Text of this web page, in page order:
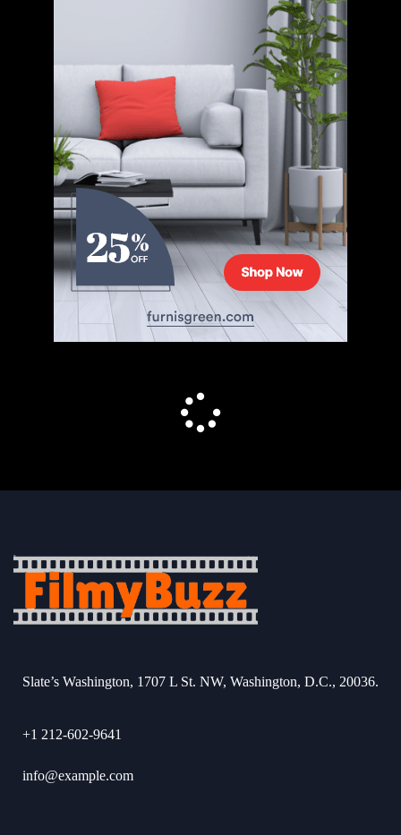
Slate’s Washington, 1707 L St. NW, Washington, D.C., 20036.
+1 212-602-9641
info@example.com